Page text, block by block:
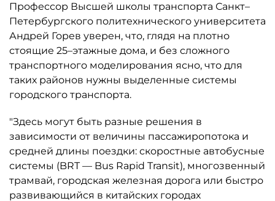
Профессор Высшей школы транспорта Санкт–
Петербургского политехнического университета
Андрей Горев уверен, что, глядя на плотно
стоящие 25–этажные дома, и без сложного
транспортного моделирования ясно, что для
таких районов нужны выделенные системы
городского транспорта.
"Здесь могут быть разные решения в
зависимости от величины пассажиропотока и
средней длины поездки: скоростные автобусные
системы (BRT — Bus Rapid Transit), многозвенный
трамвай, городская железная дорога или быстро
развивающийся в китайских городах